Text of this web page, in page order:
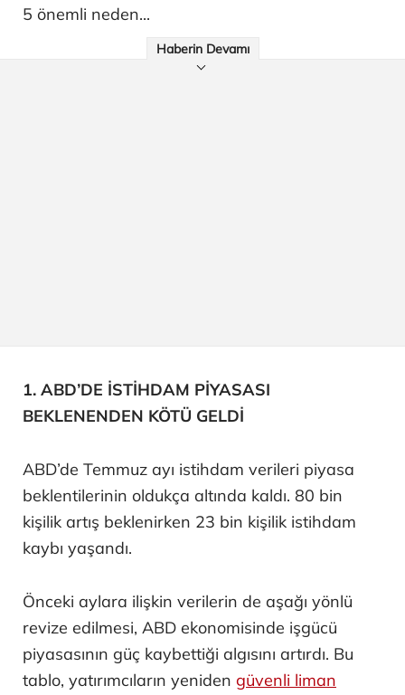
5 önemli neden...
Haberin Devamı
1. ABD’DE İSTİHDAM PİYASASI
BEKLENENDEN KÖTÜ GELDİ
ABD’de Temmuz ayı istihdam verileri piyasa
beklentilerinin oldukça altında kaldı. 80 bin
kişilik artış beklenirken 23 bin kişilik istihdam
kaybı yaşandı.
Önceki aylara ilişkin verilerin de aşağı yönlü
revize edilmesi, ABD ekonomisinde işgücü
piyasasının güç kaybettiği algısını artırdı. Bu
tablo, yatırımcıların yeniden güvenli liman